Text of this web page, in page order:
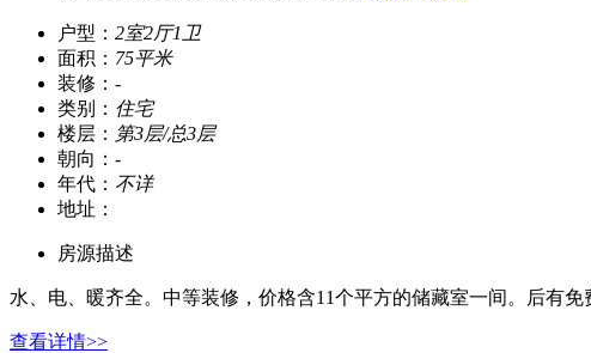
户型： 2室2厅1卫
面积： 75平米
装修： -
类别： 住宅
楼层： 第3层/总3层
朝向： -
年代： 不详
地址：
房源描述
水、电、暖齐全。中等装修，价格含11个平方的储藏室一间。后有
查看详情>>